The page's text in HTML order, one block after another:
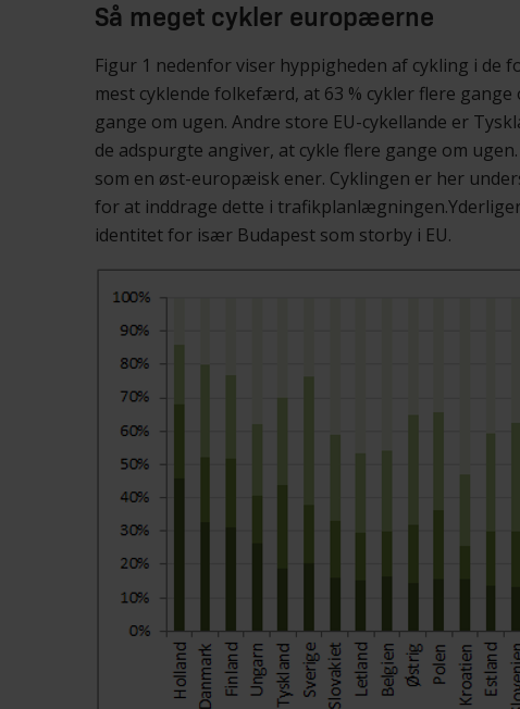
Så meget cykler europæerne
Figur 1 nedenfor viser hyppigheden af cykling i
mest cyklende folkefærd, at 63 % cykler flere
gange om ugen. Andre store EU-cykellande er
de adspurgte angiver, at cykle flere gange om
som en øst-europæisk ener. Cyklingen er her
for at inddrage dette i
identitet for især Budapest som storby i EU.